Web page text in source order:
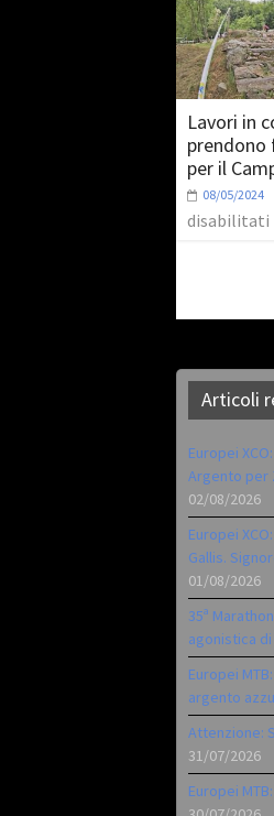
Lavori in
per il
08/05/2024
disabilitati
Articoli
Europei
Argento per
02/08/2026
Europei
Gallis.
01/08/2026
35ª
agonistica
Europei
argento
Attenzione:
31/07/2026
Europei